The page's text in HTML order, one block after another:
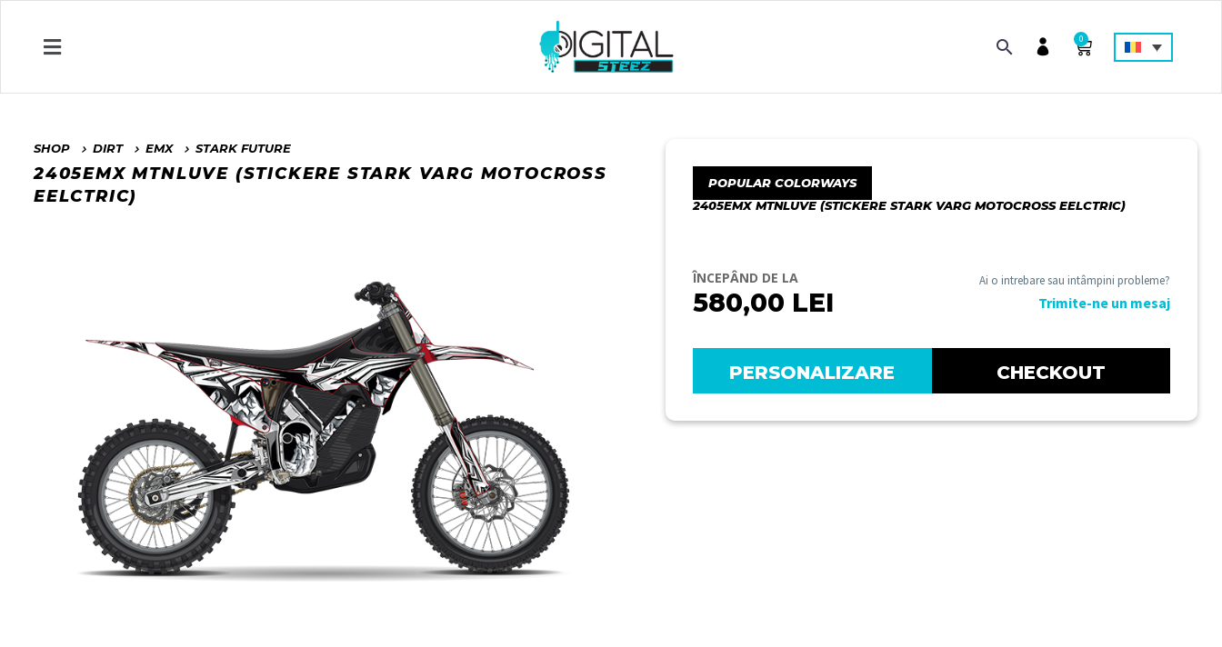
0
SHOP DIRT EMX STARK FUTURE
2405EMX MTNLUVE (STICKERE STARK VARG MOTOCROSS
EELCTRIC)
POPULAR COLORWAYS
2405EMX MTNLUVE (STICKERE STARK VARG MOTOCROSS EELCTRIC)
ÎNCEPÂND DE LA
580,00 LEI
Ai o intrebare sau intâmpini probleme?
Trimite-ne un mesaj
PERSONALIZARE CHECKOUT